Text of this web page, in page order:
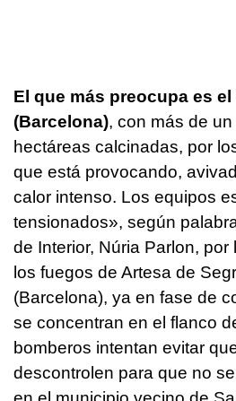
El que más preocupa es
(Barcelona), con más de
hectáreas calcinadas, por
que está provocando,
calor intenso. Los equipos
tensionados», según
de Interior, Núria Parlon,
los fuegos de Artesa de
(Barcelona), ya en fase de
se concentran en el flanco
bomberos intentan evitar
descontrolen para que no